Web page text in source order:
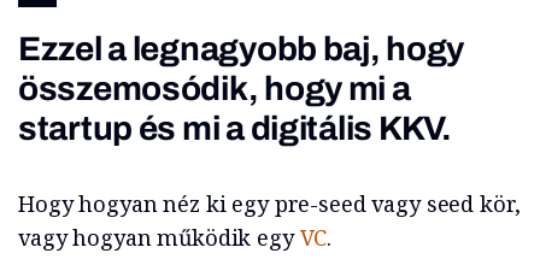
Ezzel a legnagyobb baj, hogy
összemosódik, hogy mi a
startup és mi a digitális KKV.
Hogy hogyan néz ki egy pre-seed vagy seed kör,
vagy hogyan működik egyVC.